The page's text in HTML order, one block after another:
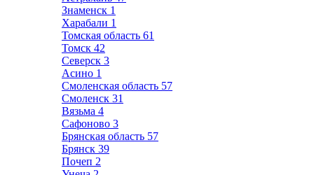
Знаменск 1
Харабали 1
Томская область 61
Томск 42
Северск 3
Асино 1
Смоленская область 57
Смоленск 31
Вязьма 4
Сафоново 3
Брянская область 57
Брянск 39
Почеп 2